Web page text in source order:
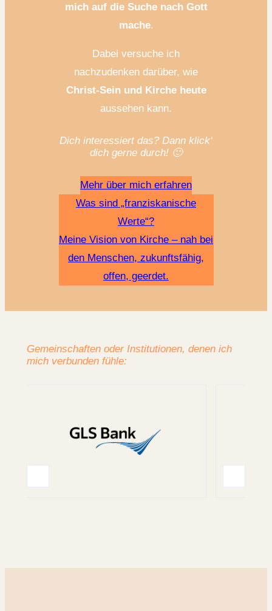
mich auf die Suche nach Gott
mache.
Dabei versuche ich
nachzudenken darüber, wie
Christ-Sein und Kirche heute
aussehen kann.
Dich interessiert das? Dann klick‘
dich gerne durch! 🙂
Mehr über mich erfahren
Was sind „franziskanische
Werte“?
Meine Vision von Kirche – nah bei
den Menschen, zukunftsfähig,
offen, geerdet.
Gemeinschaften oder Institutionen, denen ich
mich verbunden fühle: